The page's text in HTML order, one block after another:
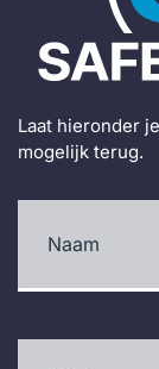
Laat hieronder
mogelijk terug.
Naam(Vereist)